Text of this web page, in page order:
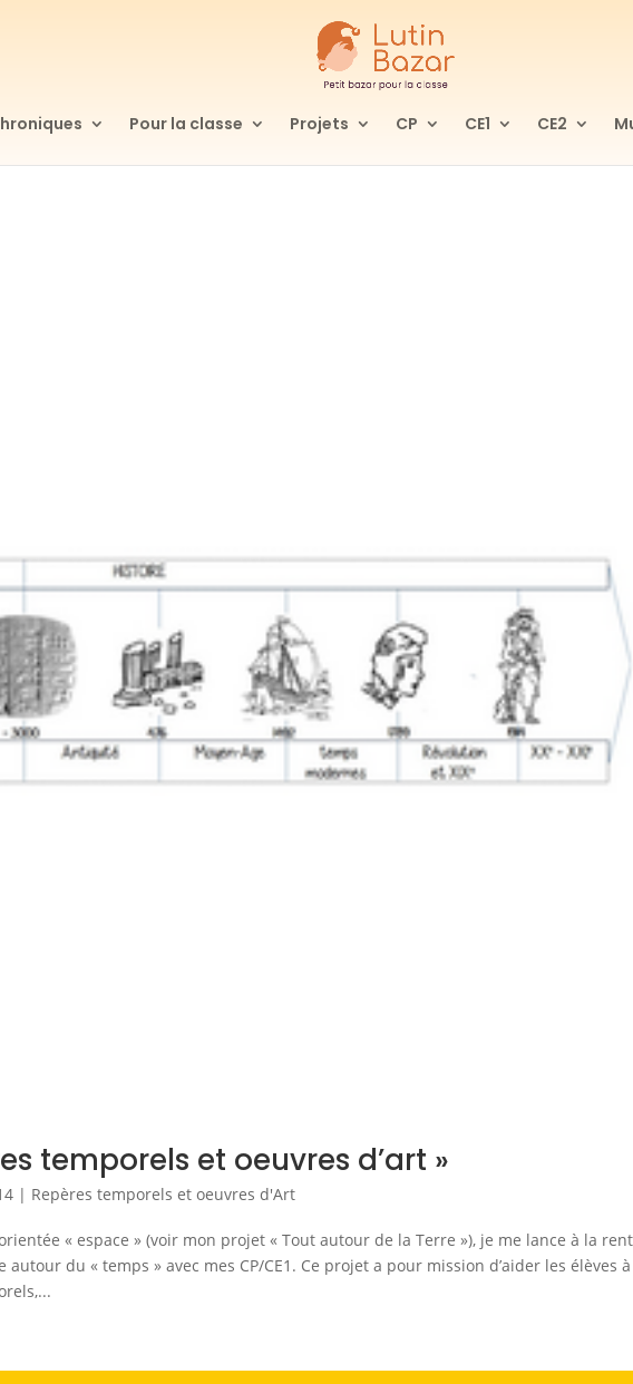
Pour la classe Projets CP CE1 CE2
temporels et oeuvres d’art »
| Repères temporels et oeuvres d'Art
« espace » (voir mon projet « Tout autour de la Terre »), je me lance à la
du « temps » avec mes CP/CE1. Ce projet a pour mission d’aider les élèves à